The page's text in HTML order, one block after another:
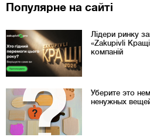
Популярне на сайті
Лідери ринку
«Zakupivli
компаній
Уберите это
ненужных